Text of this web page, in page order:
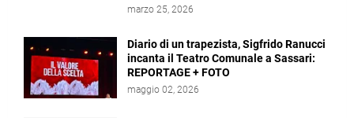
marzo 25, 2026
Diario di un trapezista, Sigfrido Ranucci
incanta il Teatro Comunale a Sassari:
REPORTAGE + FOTO
maggio 02, 2026